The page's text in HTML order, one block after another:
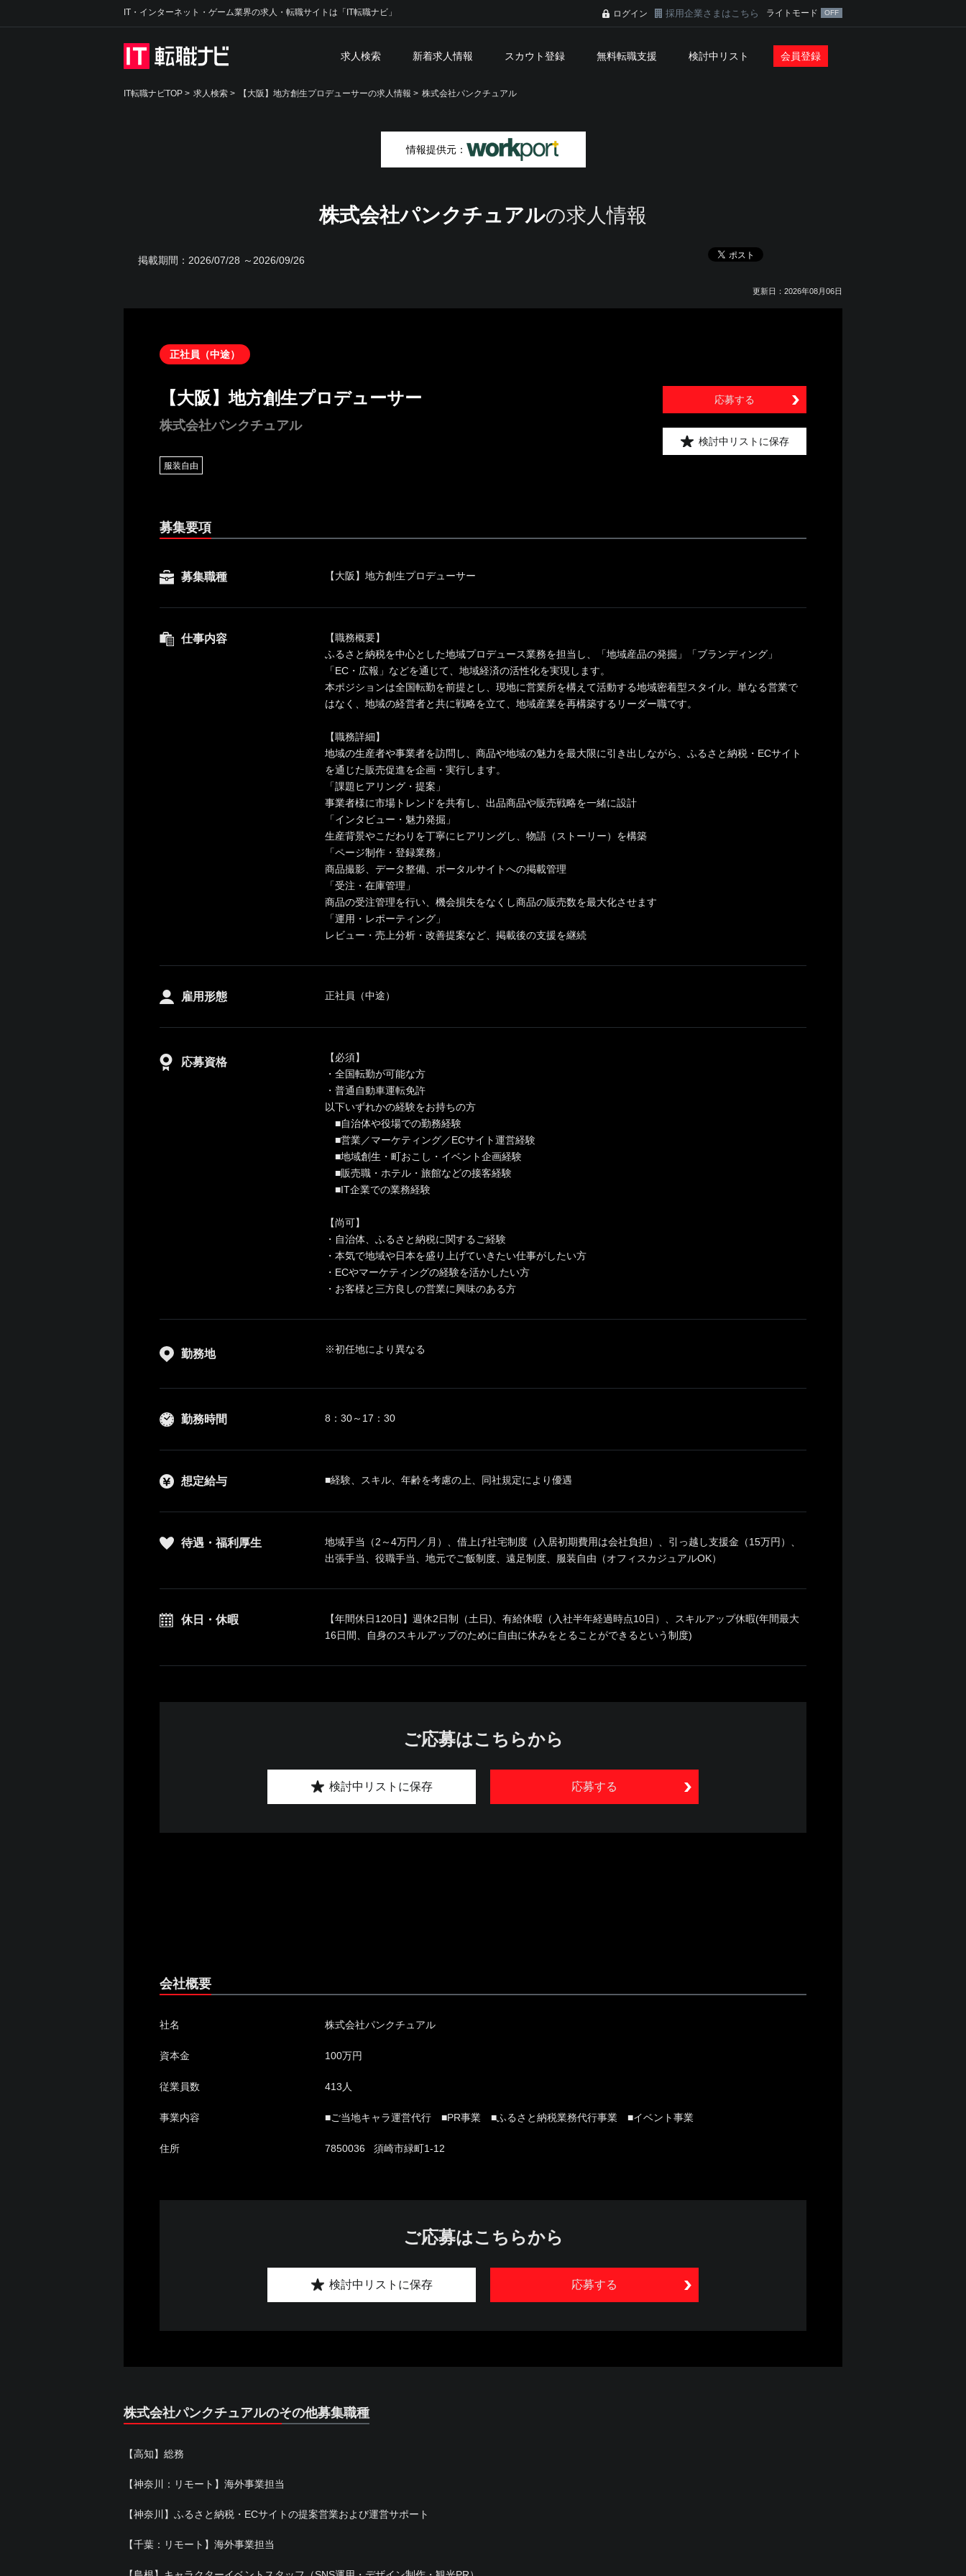
IT・インターネット・ゲーム業界の求人・転職サイトは「IT転職ナビ」 ログイン 採用企業さまはこちら ライトモード
求人検索 新着求人情報 スカウト登録 無料転職支援 検討中リスト 会員登録
IT転職ナビTOP > 求人検索 > 【大阪】地方創生プロデューサーの求人情報 > 株式会社パンクチュアル
情報提供元：
株式会社パンクチュアルの求人情報
掲載期間： 2026/07/28 ～2026/09/26
更新日：2026年08月06日
正社員（中途）
【大阪】地方創生プロデューサー
株式会社パンクチュアル
服装自由
応募する
検討中リストに保存
募集要項
募集職種 【大阪】地方創生プロデューサー
仕事内容
【職務概要】
ふるさと納税を中心とした地域プロデュース業務を担当し、「地域産品の発掘」「ブランディング」
「EC・広報」などを通じて、地域経済の活性化を実現します。
本ポジションは全国転勤を前提とし、現地に営業所を構えて活動する地域密着型スタイル。単なる営業で
はなく、地域の経営者と共に戦略を立て、地域産業を再構築するリーダー職です。
【職務詳細】
地域の生産者や事業者を訪問し、商品や地域の魅力を最大限に引き出しながら、ふるさと納税・ECサイト
を通じた販売促進を企画・実行します。
「課題ヒアリング・提案」
事業者様に市場トレンドを共有し、出品商品や販売戦略を一緒に設計
「インタビュー・魅力発掘」
生産背景やこだわりを丁寧にヒアリングし、物語（ストーリー）を構築
「ページ制作・登録業務」
商品撮影、データ整備、ポータルサイトへの掲載管理
「受注・在庫管理」
商品の受注管理を行い、機会損失をなくし商品の販売数を最大化させます
「運用・レポーティング」
レビュー・売上分析・改善提案など、掲載後の支援を継続
雇用形態 正社員（中途）
応募資格
【必須】
・全国転勤が可能な方
・普通自動車運転免許
以下いずれかの経験をお持ちの方
■自治体や役場での勤務経験
■営業／マーケティング／ECサイト運営経験
■地域創生・町おこし・イベント企画経験
■販売職・ホテル・旅館などの接客経験
■IT企業での業務経験
【尚可】
・自治体、ふるさと納税に関するご経験
・本気で地域や日本を盛り上げていきたい仕事がしたい方
・ECやマーケティングの経験を活かしたい方
・お客様と三方良しの営業に興味のある方
勤務地 ※初任地により異なる
勤務時間 8：30～17：30
想定給与 ■経験、スキル、年齢を考慮の上、同社規定により優遇
待遇・福利厚生
地域手当（2～4万円／月）、借上げ社宅制度（入居初期費用は会社負担）、引っ越し支援金（15万円）、
出張手当、役職手当、地元でご飯制度、遠足制度、服装自由（オフィスカジュアルOK）
休日・休暇
【年間休日120日】週休2日制（土日)、有給休暇（入社半年経過時点10日）、スキルアップ休暇(年間最大
16日間、自身のスキルアップのために自由に休みをとることができるという制度)
ご応募はこちらから
応募する
検討中リストに保存
会社概要
社名 株式会社パンクチュアル
資本金 100万円
従業員数 413人
事業内容 ■ご当地キャラ運営代行 ■PR事業 ■ふるさと納税業務代行事業 ■イベント事業
住所 7850036 須崎市緑町1-12
ご応募はこちらから
応募する
検討中リストに保存
株式会社パンクチュアルのその他募集職種
【高知】総務
【神奈川：リモート】海外事業担当
【神奈川】ふるさと納税・ECサイトの提案営業および運営サポート
【千葉：リモート】海外事業担当